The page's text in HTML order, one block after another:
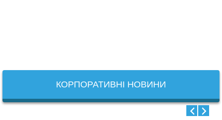
КОРПОРАТИВНІ НОВИНИ